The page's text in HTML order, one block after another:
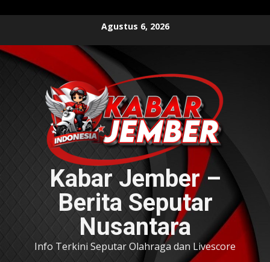
content
Agustus 6, 2026
Kabar Jember –
Berita Seputar
Nusantara
Info Terkini Seputar Olahraga dan Livescore